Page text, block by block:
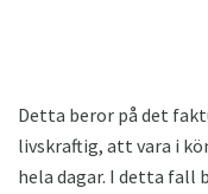
Detta beror på det
livskraftig, att vara i
hela dagar. I detta fall